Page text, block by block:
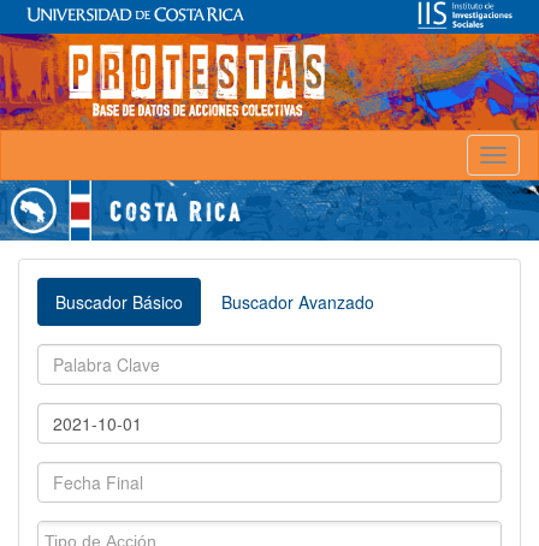
Buscador Básico Buscador Avanzado